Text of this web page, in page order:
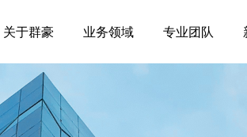
关于群豪 业务领域 专业团队